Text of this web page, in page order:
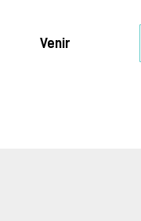
Venir